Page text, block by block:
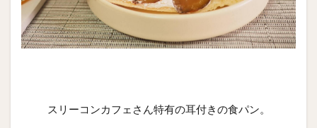
スリーコンカフェさん特有の耳付きの食パン。